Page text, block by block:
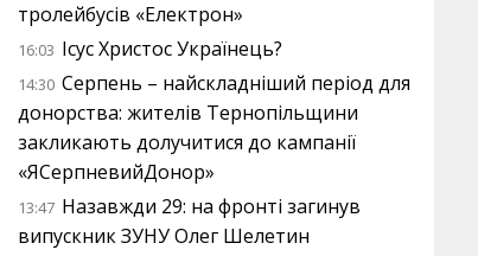
тролейбусів «Електрон»
16:03 Ісус Христос Українець?
14:30 Серпень – найскладніший період для
донорства: жителів Тернопільщини
закликають долучитися до кампанії
«ЯСерпневийДонор»
13:47 Назавжди 29: на фронті загинув
випускник ЗУНУ Олег Шелетин